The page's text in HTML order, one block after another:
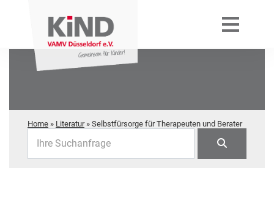
Home » Literatur» Selbstfürsorge für Therapeuten und Berater
Ihre Suchanfrage